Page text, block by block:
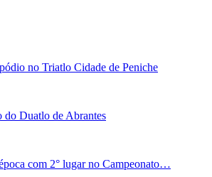
no Triatlo Cidade de Peniche
Duatlo de Abrantes
com 2° lugar no Campeonato…